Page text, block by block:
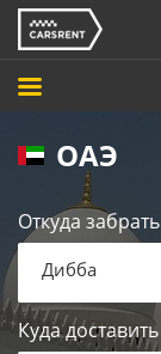
ОАЭ
Откуда забрать
Дибба
Куда доставить